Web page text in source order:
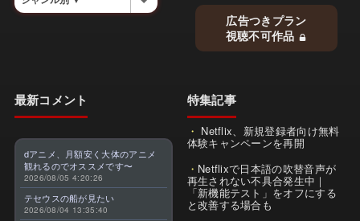
広告つきプラン
視聴不可作品
最新コメント
dアニメ、月額安く大体のアニメ
観れるのでオススメです〜
2026/08/05 4:20:26
テセウスの船が見たい
2026/08/04 13:35:40
特集記事
Netflix、新規登録者向け無料
体験キャンペーンを再開
Netflixで日本語の吹替音声が
再生されない不具合発生中｜
「新機能テスト」をオフにする
と改善する場合も